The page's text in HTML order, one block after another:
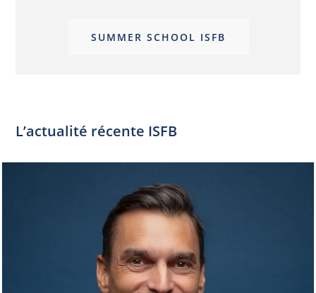
SUMMER SCHOOL ISFB
L’actualité récente ISFB